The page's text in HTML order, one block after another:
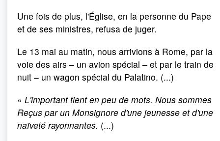
Une fois de plus, l'Église, en la personne du Pape
et de ses ministres, refusa de juger.
Le 13 mai au matin, nous arrivions à Rome, par la
voie des airs – un avion spécial – et par le train de
nuit – un wagon spécial du Palatino. (...)
« L'important tient en peu de mots. Nous sommes
Reçus par un Monsignore d'une jeunesse et d'une
naïveté rayonnantes. (...)